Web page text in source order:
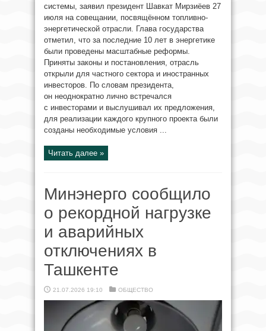
системы, заявил президент Шавкат Мирзиёев 27
июля на совещании, посвящённом топливно-
энергетической отрасли. Глава государства
отметил, что за последние 10 лет в энергетике
были проведены масштабные реформы.
Приняты законы и постановления, отрасль
открыли для частного сектора и иностранных
инвесторов. По словам президента,
он неоднократно лично встречался
с инвесторами и выслушивал их предложения,
для реализации каждого крупного проекта были
созданы необходимые условия ...
Читать далее »
Минэнерго сообщило
о рекордной нагрузке
и аварийных
отключениях в
Ташкенте
21.07.2026 19:10 ОБЩЕСТВО